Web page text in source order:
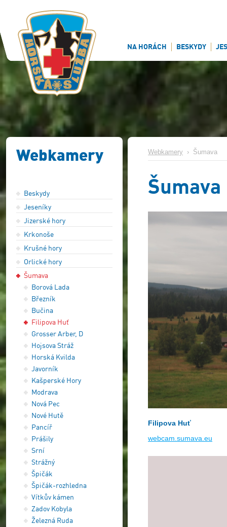
NA HORÁCH BESKYDY
Webkamery
Beskydy
Jeseníky
Jizerské hory
Krkonoše
Krušné hory
Orlické hory
Šumava
Borová Lada
Březník
Bučina
Filipova Huť
Grosser Arber, D
Hojsova Stráž
Horská Kvilda
Javorník
Kašperské Hory
Modrava
Nová Pec
Nové Hutě
Pancíř
Prášily
Srní
Strážný
Špičák
Špičák-rozhledna
Vítkův kámen
Zadov Kobyla
Železná Ruda
Webkamery › Šumava
Šumava
Filipova Huť
webcam.sumava.eu